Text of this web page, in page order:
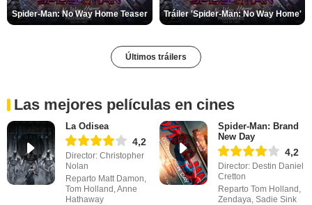
Spider-Man: No Way Home Teaser Tráiler 'Spider-Man: No Way Home'
Últimos tráilers
Las mejores películas en cines
La Odisea
4,2
Director: Christopher
Nolan
Reparto Matt Damon,
Tom Holland, Anne
Hathaway
Spider-Man: Brand
New Day
4,2
Director: Destin Daniel
Cretton
Reparto Tom Holland,
Zendaya, Sadie Sink